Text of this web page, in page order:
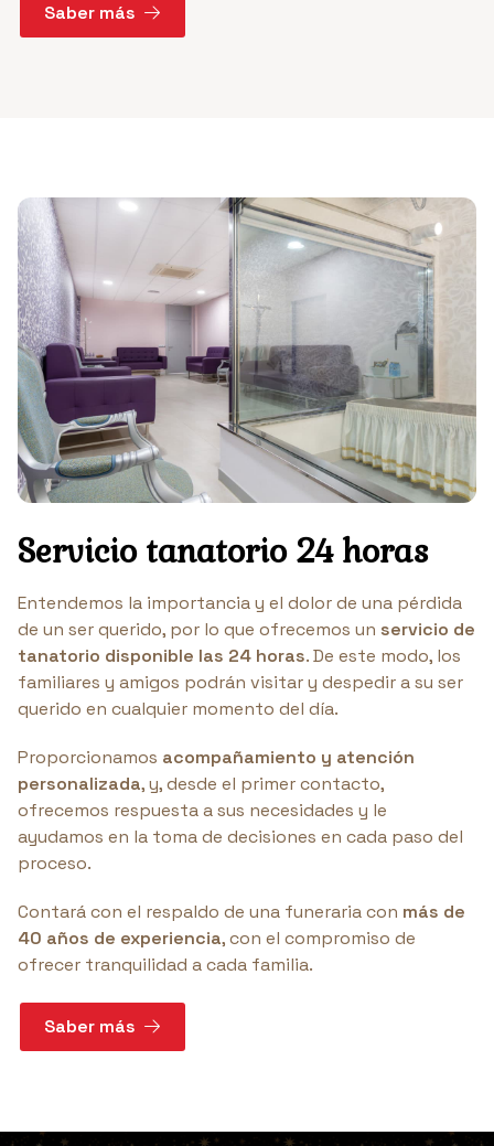
Saber más
Servicio tanatorio 24 horas
Entendemos la importancia y el dolor de una pérdida
de un ser querido, por lo que ofrecemos un servicio de
tanatorio disponible las 24 horas. De este modo, los
familiares y amigos podrán visitar y despedir a su ser
querido en cualquier momento del día.
Proporcionamos acompañamiento y atención
personalizada, y, desde el primer contacto,
ofrecemos respuesta a sus necesidades y le
ayudamos en la toma de decisiones en cada paso del
proceso.
Contará con el respaldo de una funeraria con más de
40 años de experiencia, con el compromiso de
ofrecer tranquilidad a cada familia.
Saber más